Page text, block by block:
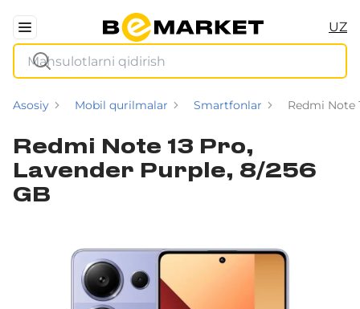
UZ
Asosiy Mobil qurilmalar Smartfonlar Redmi Note
Redmi Note 13 Pro,
Lavender Purple, 8/256
GB